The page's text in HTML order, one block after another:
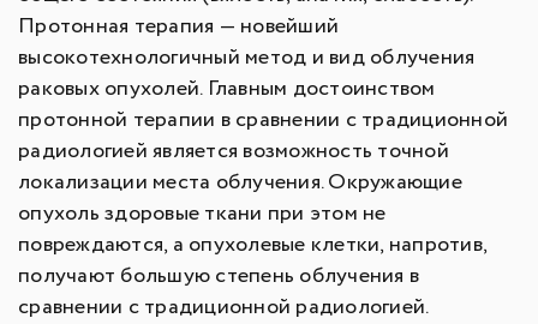
Протонная терапия — новейший
высокотехнологичный метод и вид облучения
раковых опухолей. Главным достоинством
протонной терапии в сравнении с традиционной
радиологией является возможность точной
локализации места облучeния. Окружающие
опухоль здоровые ткани при этом не
повреждаются, а опухолевые клетки, напротив,
получают большую степень облучения в
сравнении с традиционной радиологией.